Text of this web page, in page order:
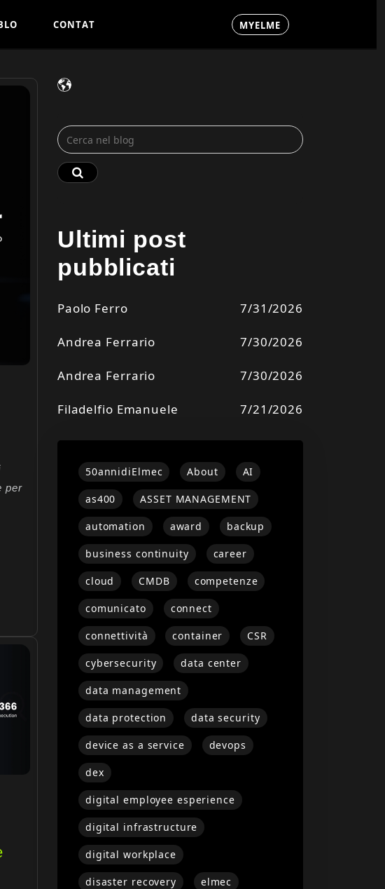
LO
CONTAT
TI
MYELME
per
Ultimi post
pubblicati
Paolo Ferro 7/31/2026
Andrea Ferrario 7/30/2026
Andrea Ferrario 7/30/2026
Filadelfio Emanuele 7/21/2026
50annidiElmec About AI
as400 ASSET MANAGEMENT
automation award backup
business continuity career
cloud CMDB competenze
comunicato connect
connettività container CSR
cybersecurity data center
data management
data protection data security
device as a service devops
dex
digital employee esperience
digital infrastructure
digital workplace
disaster recovery elmec